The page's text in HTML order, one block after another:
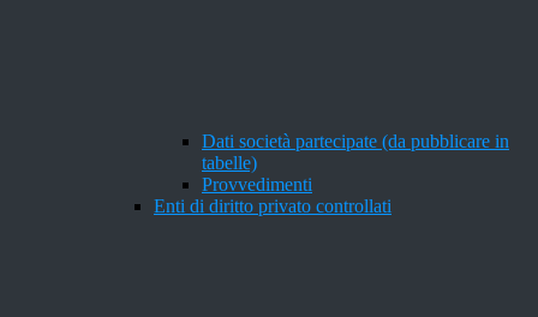
Dati società partecipate (da pubblicare in
tabelle)
Provvedimenti
Enti di diritto privato controllati